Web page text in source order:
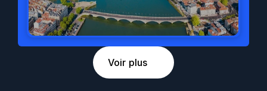
Voir plus